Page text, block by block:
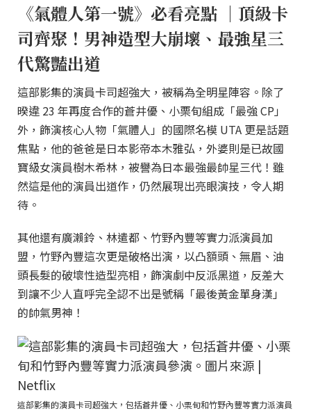
《氣體人第一號》必看亮點 ｜頂級卡
司齊聚！男神造型大崩壞、最強星三
代驚豔出道
這部影集的演員卡司超強大，被稱為全明星陣容。除了
暌違 23 年再度合作的蒼井優、小栗旬組成「最強 CP」
外，飾演核心人物「氣體人」的國際名模 UTA 更是話題
焦點，他的爸爸是日本影帝本木雅弘，外婆則是已故國
寶級女演員樹木希林，被譽為日本最強最帥星三代！雖
然這是他的演員出道作，仍然展現出亮眼演技，令人期
待。
其他還有廣瀨鈴、林遣都、竹野內豐等實力派演員加
盟，竹野內豐這次更是破格出演，以凸額頭、無眉、油
頭長髮的破壞性造型亮相，飾演劇中反派黑道，反差大
到讓不少人直呼完全認不出是號稱「最後黃金單身漢」
的帥氣男神！
這部影集的演員卡司超強大，包括蒼井優、小栗旬和竹野內豐等實力派演員